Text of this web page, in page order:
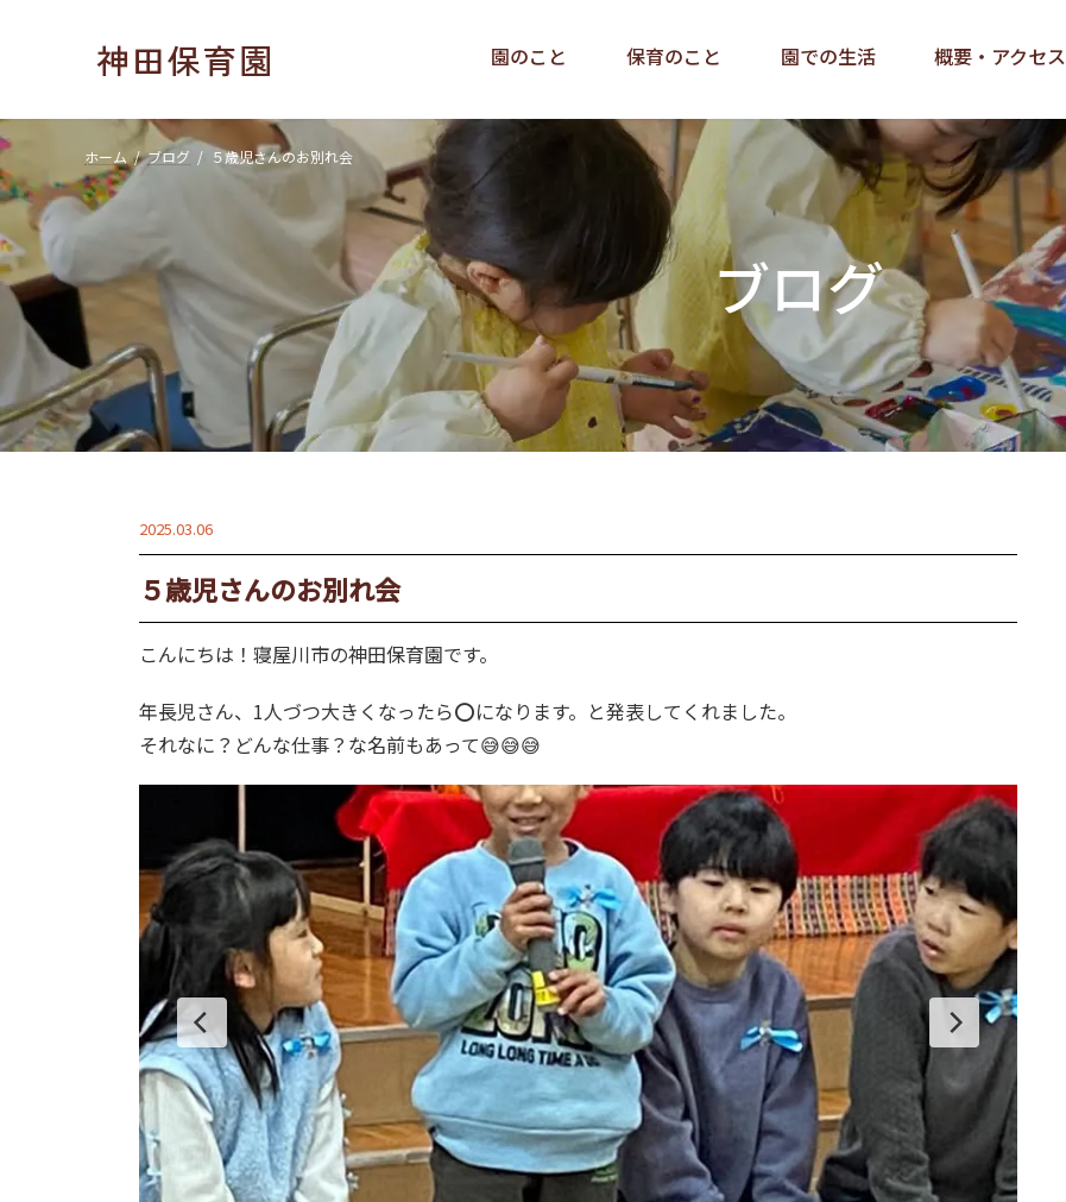
ツ
へ
ス
キ
ッ
プ
シ
ョ
ン
に
移
動
神田保育園 園のこと 保育のこと 園での生活 概要・アクセス
ブログ
ホーム ブログ ５歳児さんのお別れ会
2025.03.06
５歳児さんのお別れ会
こんにちは！寝屋川市の神田保育園です。
年長児さん、1人づつ大きくなったら⭕️になります。と発表してくれました。
それなに？どんな仕事？な名前もあって😅😅😅